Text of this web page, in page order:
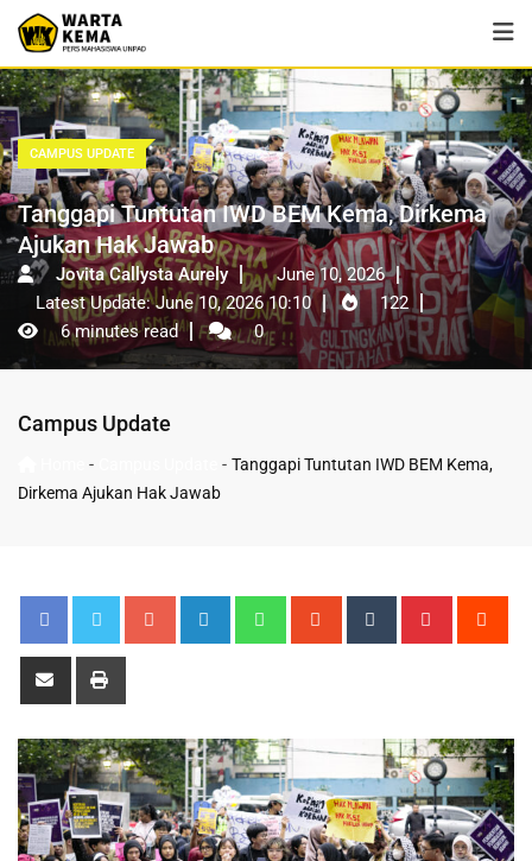
CAMPUS UPDATE
Tanggapi Tuntutan IWD BEM Kema, Dirkema
Ajukan Hak Jawab
Jovita Callysta Aurely
June 10, 2026
Latest Update: June 10, 2026 10:10
122
6 minutes read
0
Campus Update
- - Tanggapi Tuntutan IWD BEM Kema,
Dirkema Ajukan Hak Jawab